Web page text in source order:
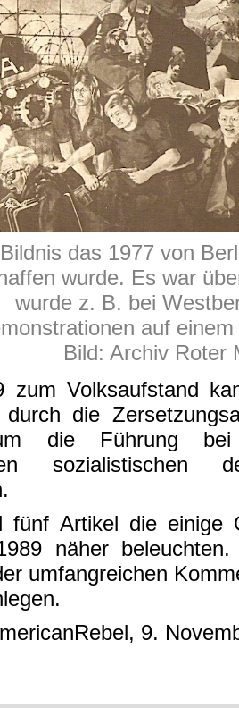
Bildnis das 1977 von
wurde. Es war
wurde z. B. bei
auf
Bild: Archiv Roter
zum Volksaufstand
durch die
die Führung
sozialistischen
fünf Artikel die einige
näher
umfangreichen
9.